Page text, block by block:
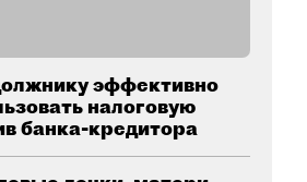
эффективно
налоговую
банка-кредитора